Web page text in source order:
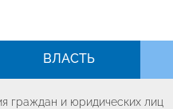
ВЛАСТЬ
граждан и юридических лиц